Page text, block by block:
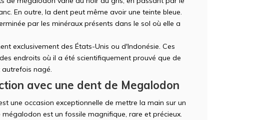
En outre, la dent peut même avoir une teinte bleue.
par les minéraux présents dans le sol où elle a
exclusivement des États-Unis ou d'Indonésie. Ces
endroits où il a été scientifiquement prouvé que de
nagé.
avec une dent de Megalodon
une occasion exceptionnelle de mettre la main sur un
est un fossile magnifique, rare et précieux.